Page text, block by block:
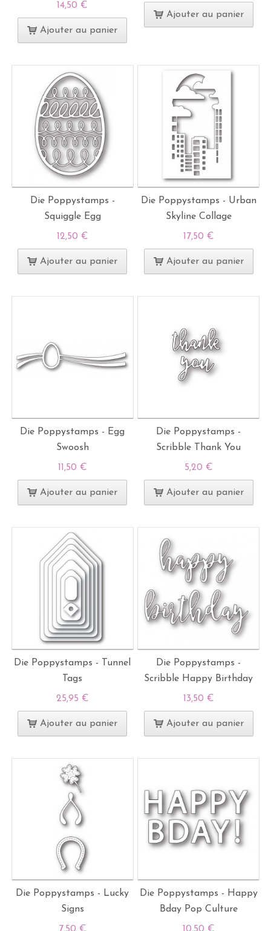
14,50 €
Ajouter au panier
Ajouter au panier
Die Poppystamps -
Squiggle Egg
12,50 €
Ajouter au panier
Die Poppystamps - Urban
Skyline Collage
17,50 €
Ajouter au panier
Die Poppystamps - Egg
Swoosh
11,50 €
Ajouter au panier
Die Poppystamps -
Scribble Thank You
5,20 €
Ajouter au panier
Die Poppystamps - Tunnel
Tags
25,95 €
Ajouter au panier
Die Poppystamps -
Scribble Happy Birthday
13,50 €
Ajouter au panier
Die Poppystamps - Lucky
Signs
Die Poppystamps - Happy
Bday Pop Culture